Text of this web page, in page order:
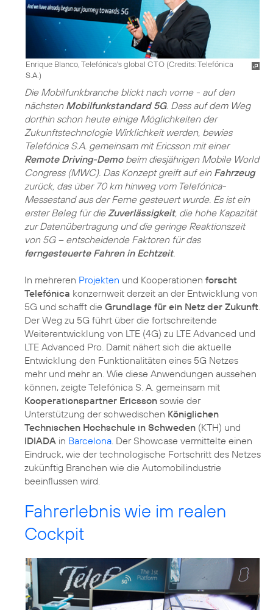
Enrique Blanco, Telefónica's global CTO (Credits: Telefónica
S.A.)
Die Mobilfunkbranche blickt nach vorne - auf den
nächsten Mobilfunkstandard 5G. Dass auf dem Weg
dorthin schon heute einige Möglichkeiten der
Zukunftstechnologie Wirklichkeit werden, bewies
Telefónica S.A. gemeinsam mit Ericsson mit einer
Remote Driving-Demobeim diesjährigen Mobile World
Congress (MWC). Das Konzept greift auf ein Fahrzeug
zurück, das über 70 km hinweg vom Telefónica-
Messestand aus der Ferne gesteuert wurde. Es ist ein
erster Beleg für die Zuverlässigkeit, die hohe Kapazität
zur Datenübertragung und die geringe Reaktionszeit
von 5G – entscheidende Faktoren für das
ferngesteuerte Fahren in Echtzeit.
In mehreren Projekten und Kooperationen forscht
Telefónica konzernweit derzeit an der Entwicklung von
5G und schafft die Grundlage für ein Netz der Zukunft
Der Weg zu 5G führt über die fortschreitende
Weiterentwicklung von LTE (4G) zu LTE Advanced und
LTE Advanced Pro. Damit nähert sich die aktuelle
Entwicklung den Funktionalitäten eines 5G Netzes
mehr und mehr an. Wie diese Anwendungen aussehen
können, zeigte Telefónica S. A. gemeinsam mit
Kooperationspartner Ericsson sowie der
Unterstützung der schwedischen Königlichen
Technischen Hochschule in Schweden (KTH) und
IDIADA in Barcelona . Der Showcase vermittelte einen
Eindruck, wie der technologische Fortschritt des Netzes
zukünftig Branchen wie die Automobilindustrie
beeinflussen wird.
Fahrerlebnis wie im realen
Cockpit